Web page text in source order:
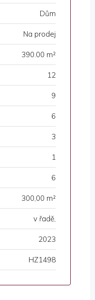
Dům
Na prodej
390.00 m²
12
9
6
3
1
6
300,00 m²
v řadě,
2023
HZ1498